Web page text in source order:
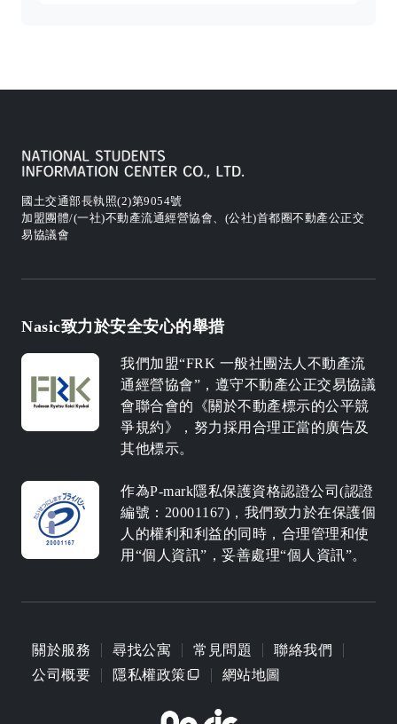
國土交通部長執照(2)第9054號
加盟團體/(一社)不動產流通經營協會、(公社)首都圈不動產公正交
易協議會
Nasic致力於安全安心的舉措
我們加盟“FRK 一般社團法人不動產流
通經營協會”，遵守不動產公正交易協議
會聯合會的《關於不動產標示的公平競
爭規約》，努力採用合理正當的廣告及
其他標示。
作為P-mark隱私保護資格認證公司(認證
編號：20001167)，我們致力於在保護個
人的權利和利益的同時，合理管理和使
用“個人資訊”，妥善處理“個人資訊”。
關於服務 尋找公寓 常見問題
聯絡我們
公司概要
隱私權政策 網站地圖